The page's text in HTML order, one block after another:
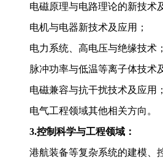
电磁原理与电路理论的新技术
电机与电器新技术及应用；
电力系统、高电压与绝缘技术；
脉冲功率与低温等离子体技术
电磁兼容与抗干扰技术及应用；
电气工程领域其他相关方向。
3.控制科学与工程领域：
港航装备等复杂系统的建模、